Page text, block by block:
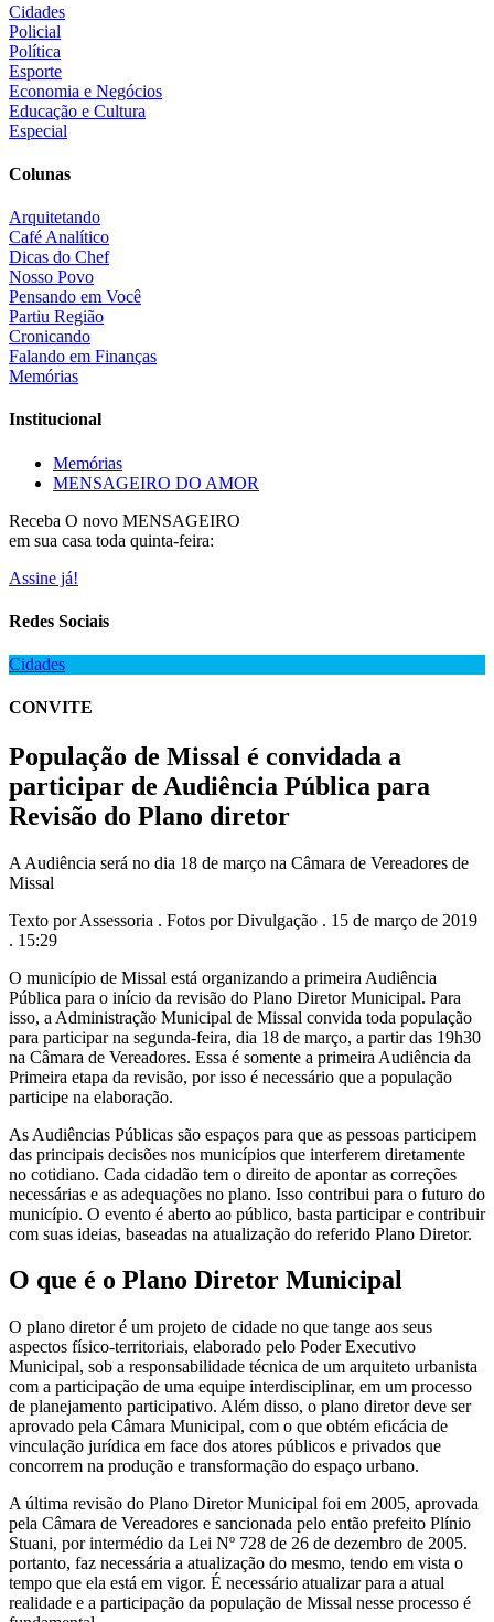
Cidades
Policial
Política
Esporte
Economia e Negócios
Educação e Cultura
Especial
Colunas
Arquitetando
Café Analítico
Dicas do Chef
Nosso Povo
Pensando em Você
Partiu Região
Cronicando
Falando em Finanças
Memórias
Institucional
Memórias
MENSAGEIRO DO AMOR
Receba O novo MENSAGEIRO
em sua casa toda quinta-feira:
Assine já!
Redes Sociais
Cidades
CONVITE
População de Missal é convidada a
participar de Audiência Pública para
Revisão do Plano diretor
A Audiência será no dia 18 de março na Câmara de Vereadores de
Missal
Texto por Assessoria . Fotos por Divulgação . 15 de março de 2019
. 15:29
O município de Missal está organizando a primeira Audiência
Pública para o início da revisão do Plano Diretor Municipal. Para
isso, a Administração Municipal de Missal convida toda população
para participar na segunda-feira, dia 18 de março, a partir das 19h30
na Câmara de Vereadores. Essa é somente a primeira Audiência da
Primeira etapa da revisão, por isso é necessário que a população
participe na elaboração.
As Audiências Públicas são espaços para que as pessoas participem
das principais decisões nos municípios que interferem diretamente
no cotidiano. Cada cidadão tem o direito de apontar as correções
necessárias e as adequações no plano. Isso contribui para o futuro do
município. O evento é aberto ao público, basta participar e contribuir
com suas ideias, baseadas na atualização do referido Plano Diretor.
O que é o Plano Diretor Municipal
O plano diretor é um projeto de cidade no que tange aos seus
aspectos físico-territoriais, elaborado pelo Poder Executivo
Municipal, sob a responsabilidade técnica de um arquiteto urbanista
com a participação de uma equipe interdisciplinar, em um processo
de planejamento participativo. Além disso, o plano diretor deve ser
aprovado pela Câmara Municipal, com o que obtém eficácia de
vinculação jurídica em face dos atores públicos e privados que
concorrem na produção e transformação do espaço urbano.
A última revisão do Plano Diretor Municipal foi em 2005, aprovada
pela Câmara de Vereadores e sancionada pelo então prefeito Plínio
Stuani, por intermédio da Lei Nº 728 de 26 de dezembro de 2005.
portanto, faz necessária a atualização do mesmo, tendo em vista o
tempo que ela está em vigor. É necessário atualizar para a atual
realidade e a participação da população de Missal nesse processo é